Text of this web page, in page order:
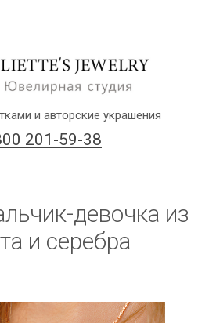
звонок
201-59-38
и авторские украшения
девочка из
и серебра